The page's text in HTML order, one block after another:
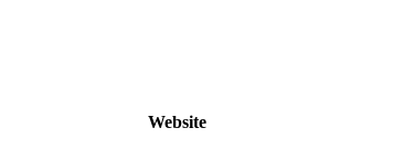
Website